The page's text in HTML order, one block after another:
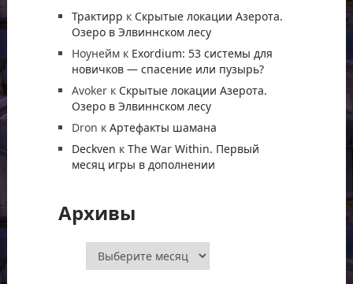
Трактирр к Скрытые локации Азерота.
Озеро в Элвиннском лесу
Ноунеймк Exordium: 53 системы для
новичков — спасение или пузырь?
Avokerк Скрытые локации Азерота.
Озеро в Элвиннском лесу
Dron к Артефакты шамана
Deckven к The War Within. Первый
месяц игры в дополнении
Архивы
Архивы